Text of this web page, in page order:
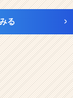
る